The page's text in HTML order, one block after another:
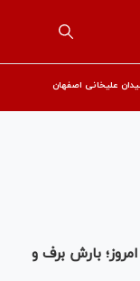
علیخانی اصفهان
بارش برف و